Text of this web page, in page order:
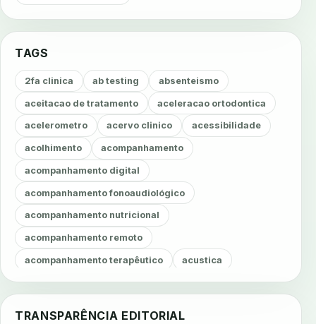
TAGS
2fa clinica ab testing absenteismo
aceitacao de tratamento aceleracao ortodontica
acelerometro acervo clinico acessibilidade
acolhimento acompanhamento
acompanhamento digital
acompanhamento fonoaudiológico
acompanhamento nutricional
acompanhamento remoto
acompanhamento terapêutico acustica
acustica clinica adesao adesao ao tratamento
TRANSPARÊNCIA EDITORIAL